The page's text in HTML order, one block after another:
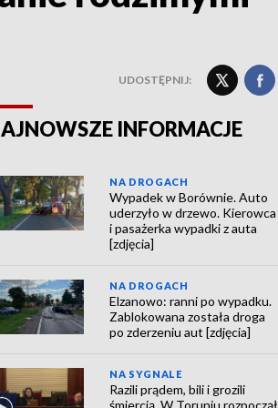
UDOSTĘPNIJ:
INFORMACJE
NA DROGACH
Wypadek w Borównie. Auto
uderzyło w drzewo. Kierowca
i pasażerka wypadki z auta
[zdjęcia]
NA DROGACH
Elzanowo: ranni po wypadku.
Zablokowana została droga
po zderzeniu aut [zdjęcia]
NA SYGNALE
Razili prądem, bili i grozili
śmiercią. W Toruniu rozpoczął